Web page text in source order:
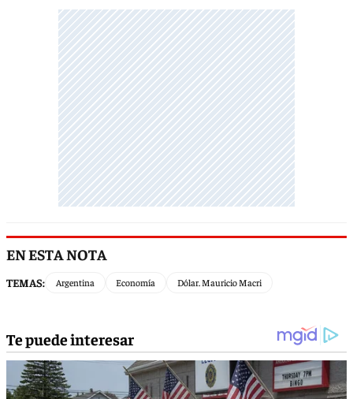
EN ESTA NOTA
TEMAS: Argentina Economía Dólar. Mauricio Macri